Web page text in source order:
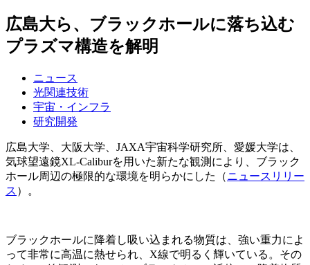
広島大ら、ブラックホールに落ち込む
プラズマ構造を解明
ニュース
光関連技術
宇宙・インフラ
研究開発
広島大学、大阪大学、JAXA宇宙科学研究所、愛媛大学は、
気球望遠鏡XL-Caliburを用いた新たな観測により、ブラック
ホール周辺の極限的な環境を明らかにした（ニュースリリー
ス ）。
ブラックホールに降着し吸い込まれる物質は、強い重力によ
って非常に高温に熱せられ、X線で明るく輝いている。その